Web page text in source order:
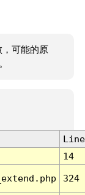
可能的原
Line
14
324